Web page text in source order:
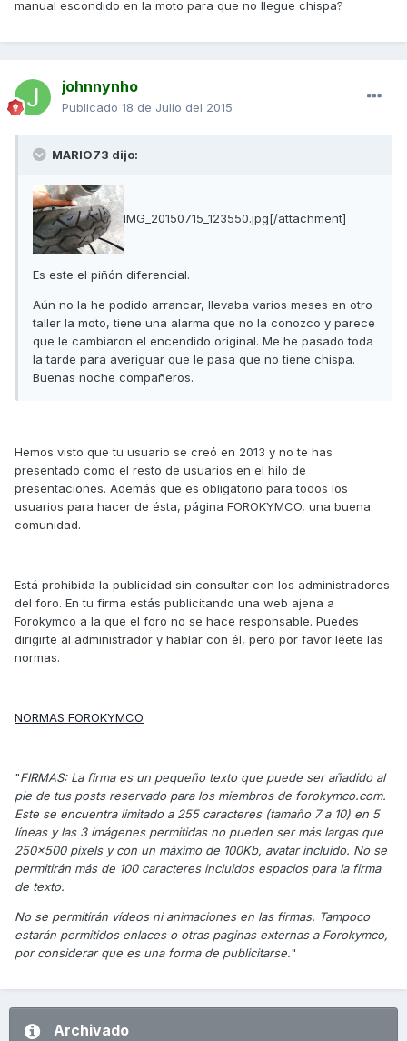
manual escondido en la moto para que no llegue chispa?
johnnynho
Publicado 18 de Julio del 2015
MARIO73 dijo:
IMG_20150715_123550.jpg[/attachment]
Es este el piñón diferencial.
Aún no la he podido arrancar, llevaba varios meses en otro
taller la moto, tiene una alarma que no la conozco y parece
que le cambiaron el encendido original. Me he pasado toda
la tarde para averiguar que le pasa que no tiene chispa.
Buenas noche compañeros.
Hemos visto que tu usuario se creó en 2013 y no te has
presentado como el resto de usuarios en el hilo de
presentaciones. Además que es obligatorio para todos los
usuarios para hacer de ésta, página FOROKYMCO, una buena
comunidad.
Está prohibida la publicidad sin consultar con los administradores
del foro. En tu firma estás publicitando una web ajena a
Forokymco a la que el foro no se hace responsable. Puedes
dirigirte al administrador y hablar con él, pero por favor léete las
normas.
NORMAS FOROKYMCO
"FIRMAS: La firma es un pequeño texto que puede ser añadido al
pie de tus posts reservado para los miembros de forokymco.com.
Este se encuentra limitado a 255 caracteres (tamaño 7 a 10) en 5
líneas y las 3 imágenes permitidas no pueden ser más largas que
250x500 pixels y con un máximo de 100Kb, avatar incluido. No se
permitirán más de 100 caracteres incluidos espacios para la firma
de texto.
No se permitirán vídeos ni animaciones en las firmas. Tampoco
estarán permitidos enlaces o otras paginas externas a Forokymco,
por considerar que es una forma de publicitarse."
Archivado